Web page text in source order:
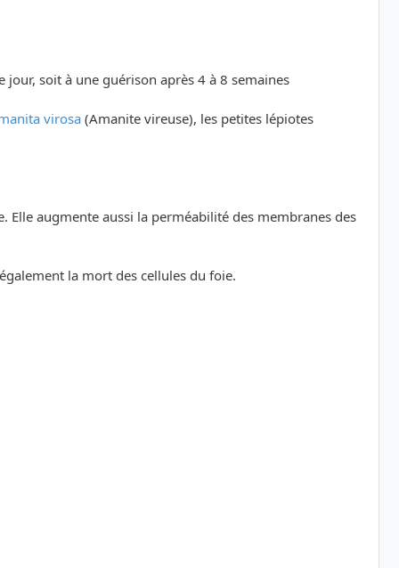
jour, soit à une guérison après 4 à 8 semaines
virosa (Amanite vireuse), les petites lépiotes
Elle augmente aussi la perméabilité des membranes des
la mort des cellules du foie.